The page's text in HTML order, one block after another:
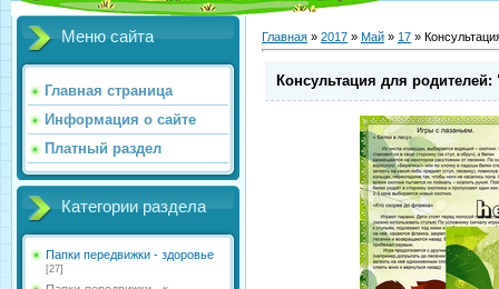
Меню сайта
Главная страница
Информация о сайте
Платный раздел
Категории раздела
Папки передвижки - здоровье
[27]
Главная » 2017 » Май » 17 »
Консультация для